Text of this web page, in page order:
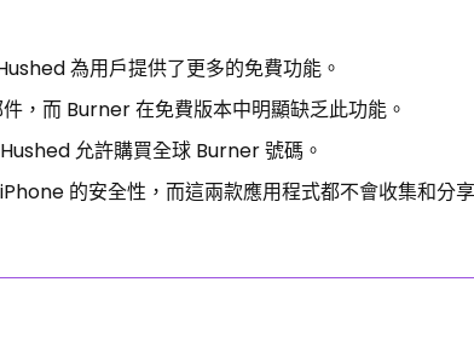
為用戶提供了更多的免費功能。
，而 Burner 在免費版本中明顯缺乏此功能。
允許購買全球 Burner 號碼。
的安全性，而這兩款應用程式都不會收集和分